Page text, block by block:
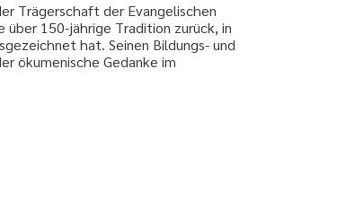
Trägerschaft der Evangelischen
über 150-jährige Tradition zurück, in
hat. Seinen Bildungs- und
ökumenische Gedanke im